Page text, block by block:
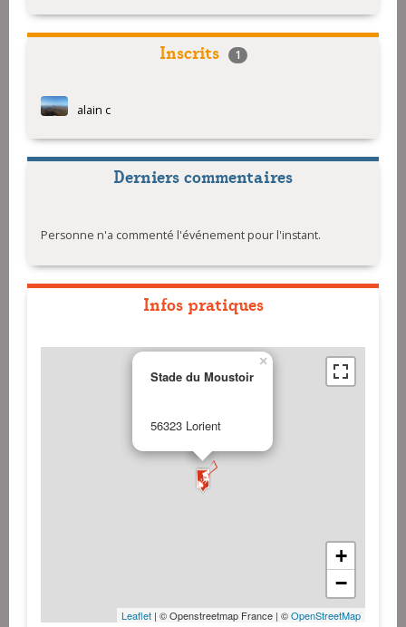
Inscrits 1
alain c
Derniers commentaires
Personne n'a commenté l'événement pour l'instant.
Infos pratiques
Stade du Moustoir
56323 Lorient
×
+
−
Leaflet | © Openstreetmap France | ©OpenStreetMap